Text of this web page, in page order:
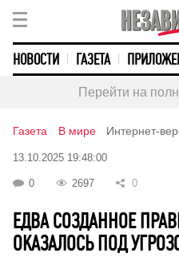
НОВОСТИ ГАЗЕТА
Перейти на
Газета В мире Интернет-
13.10.2025 19:48:00
0 2697 0
ЕДВА СОЗДАННОЕ
ОКАЗАЛОСЬ ПОД